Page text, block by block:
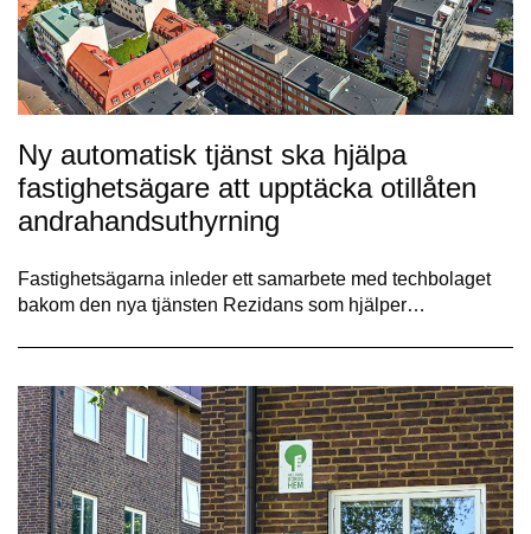
Ny automatisk tjänst ska hjälpa
fastighetsägare att upptäcka otillåten
andrahandsuthyrning
Fastighetsägarna inleder ett samarbete med techbolaget
bakom den nya tjänsten Rezidans som hjälper…